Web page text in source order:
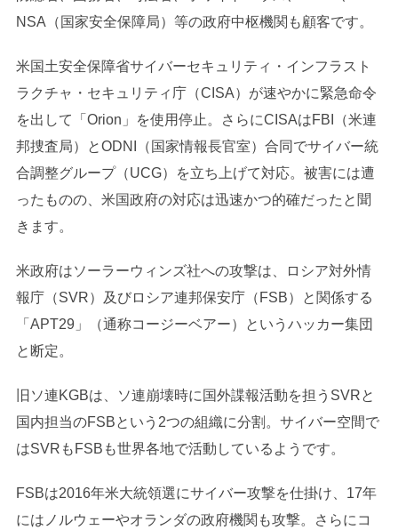
NSA（国家安全保障局）等の政府中枢機関も顧客です。
米国土安全保障省サイバーセキュリティ・インフラスト
ラクチャ・セキュリティ庁（CISA）が速やかに緊急命令
を出して「Orion」を使用停止。さらにCISAはFBI（米連
邦捜査局）とODNI（国家情報長官室）合同でサイバー統
合調整グループ（UCG）を立ち上げて対応。被害には遭
ったものの、米国政府の対応は迅速かつ的確だったと聞
きます。
米政府はソーラーウィンズ社への攻撃は、ロシア対外情
報庁（SVR）及びロシア連邦保安庁（FSB）と関係する
「APT29」（通称コージーベアー）というハッカー集団
と断定。
旧ソ連KGBは、ソ連崩壊時に国外諜報活動を担うSVRと
国内担当のFSBという2つの組織に分割。サイバー空間で
はSVRもFSBも世界各地で活動しているようです。
FSBは2016年米大統領選にサイバー攻撃を仕掛け、17年
にはノルウェーやオランダの政府機関も攻撃。さらにコ